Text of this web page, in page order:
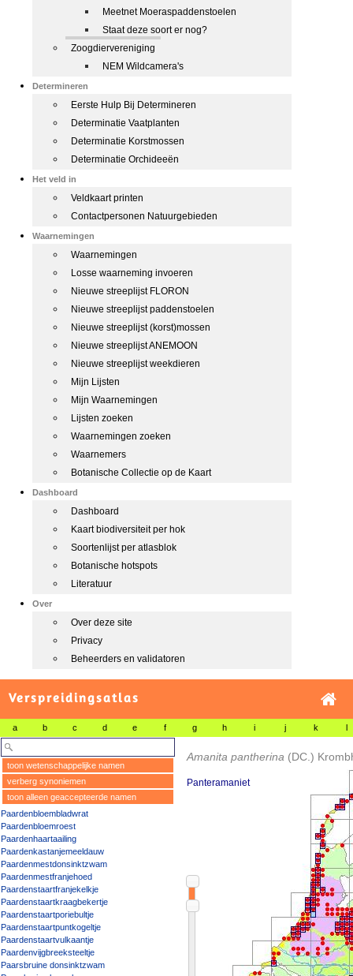
Meetnet Moeraspaddenstoelen
Staat deze soort er nog?
Zoogdiervereniging
NEM Wildcamera's
Determineren
Eerste Hulp Bij Determineren
Determinatie Vaatplanten
Determinatie Korstmossen
Determinatie Orchideeën
Het veld in
Veldkaart printen
Contactpersonen Natuurgebieden
Waarnemingen
Waarnemingen
Losse waarneming invoeren
Nieuwe streeplijst FLORON
Nieuwe streeplijst paddenstoelen
Nieuwe streeplijst (korst)mossen
Nieuwe streeplijst ANEMOON
Nieuwe streeplijst weekdieren
Mijn Lijsten
Mijn Waarnemingen
Lijsten zoeken
Waarnemingen zoeken
Waarnemers
Botanische Collectie op de Kaart
Dashboard
Dashboard
Kaart biodiversiteit per hok
Soortenlijst per atlasblok
Botanische hotspots
Literatuur
Over
Over deze site
Privacy
Beheerders en validatoren
Verspreidingsatlas
a b c d e f g h i j k l
toon wetenschappelijke namen
verberg synoniemen
toon alleen geaccepteerde namen
Paardenbloembladwrat
Paardenbloemroest
Paardenhaartaailing
Paardenkastanjemeeldauw
Paardenmestdonsinktzwam
Paardenmestfranjehoed
Paardenstaartfranjekelkje
Paardenstaartkraagbekertje
Paardenstaartporiebultje
Paardenstaartpuntkogeltje
Paardenstaartvulkaantje
Paardenvijgbreeksteeltje
Paarsbruine donsinktzwam
Amanita pantherina (DC.)
Panteramaniet